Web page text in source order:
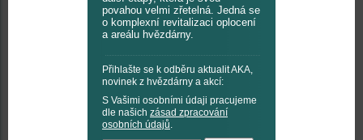
povahou velmi zřetelná. Jedná se
o komplexní revitalizaci oplocení
a areálu hvězdárny.
Přihlašte se k odběru aktualit AKA,
novinek z hvězdárny a akcí:
S Vašimi osobními údaji pracujeme
dle našich zásad zpracování
osobních údajů.